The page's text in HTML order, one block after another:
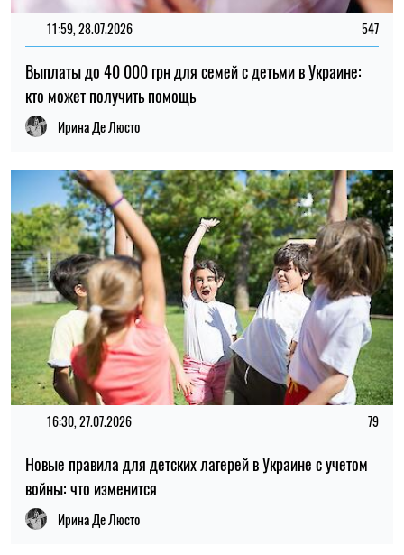
11:59, 28.07.2026 547
Выплаты до 40 000 грн для семей с детьми в Украине:
кто может получить помощь
Ирина Де Люсто
16:30, 27.07.2026 79
Новые правила для детских лагерей в Украине с учетом
войны: что изменится
Ирина Де Люсто